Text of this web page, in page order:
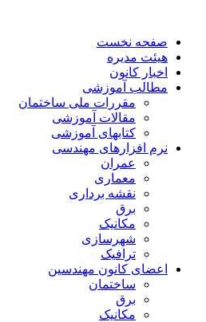
صفحه نخست
هیئت مدیره
اخبار کانون
مطالب آموزشی
مقررات ملی ساختمان
مقالات آموزشی
کتابهای آموزشی
نرم افزارهای مهندسی
عمران
معماری
نقشه برداری
برق
مکانیک
شهرسازی
ترافیک
اعضای کانون مهندسین
ساختمان
برق
مکانیک